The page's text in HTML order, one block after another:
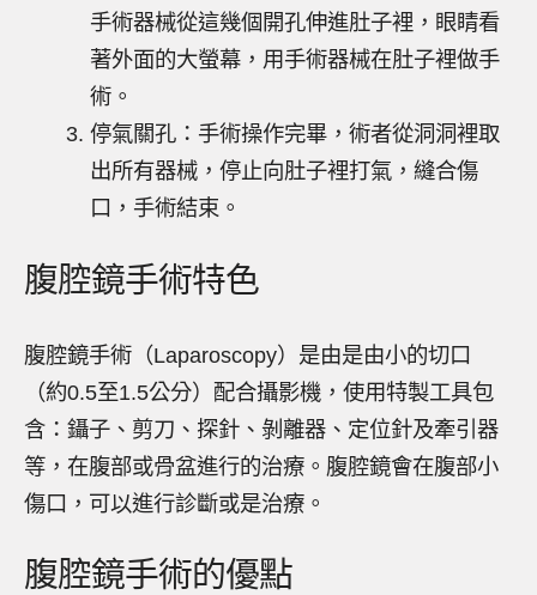
手術器械從這幾個開孔伸進肚子裡，眼睛看
著外面的大螢幕，用手術器械在肚子裡做手
術。
停氣關孔：手術操作完畢，術者從洞洞裡取
出所有器械，停止向肚子裡打氣，縫合傷
口，手術結束。
腹腔鏡手術特色
腹腔鏡手術（Laparoscopy）是由是由小的切口
（約0.5至1.5公分）配合攝影機，使用特製工具包
含：鑷子、剪刀、探針、剝離器、定位針及牽引器
等，在腹部或骨盆進行的治療。腹腔鏡會在腹部小
傷口，可以進行診斷或是治療。
腹腔鏡手術的優點